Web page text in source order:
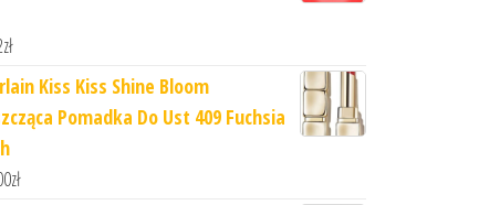
zł
Kiss Kiss Shine Bloom
Pomadka Do Ust 409 Fuchsia
zł